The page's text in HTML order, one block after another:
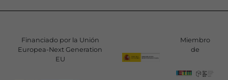
Financiado por la Unión
Europea-Next Generation
EU
Miembro
de